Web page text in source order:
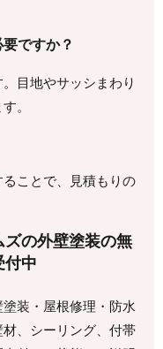
ですか？
目地やサッシまわり
。
ことで、見積もりの
の外壁塗装の無
付中
装・屋根修理・防水
、シーリング、付帯